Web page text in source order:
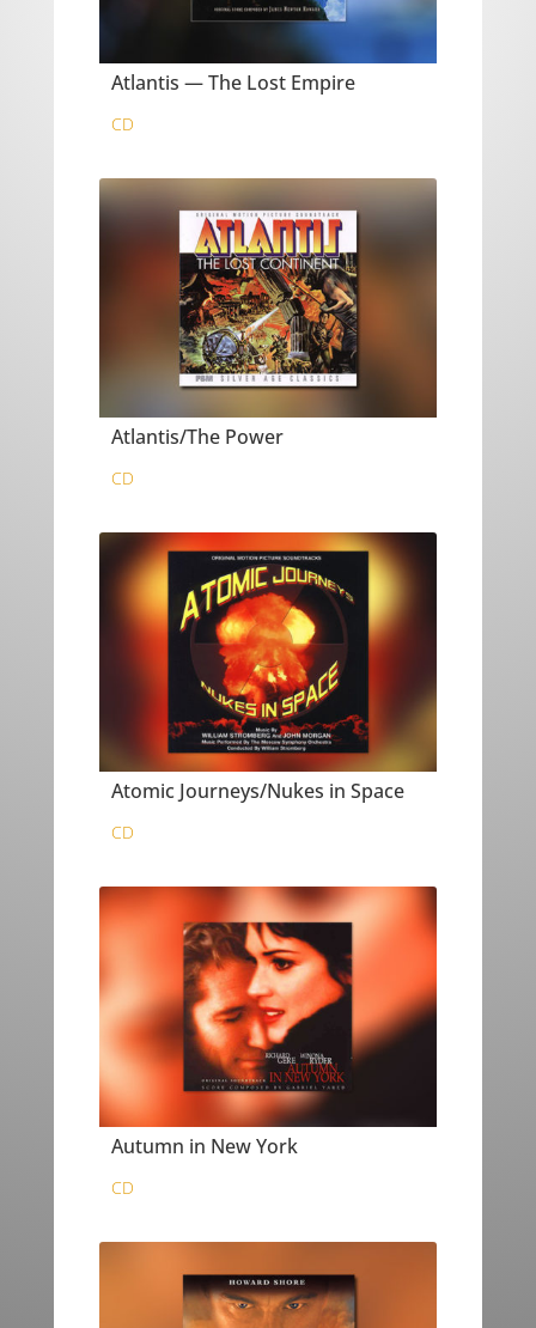
Atlantis — The Lost Empire
CD
Atlantis/The Power
CD
Atomic Journeys/Nukes in Space
CD
Autumn in New York
CD